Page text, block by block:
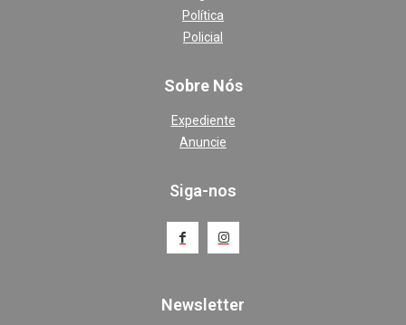
Política
Policial
Sobre Nós
Expediente
Anuncie
Siga-nos
Newsletter